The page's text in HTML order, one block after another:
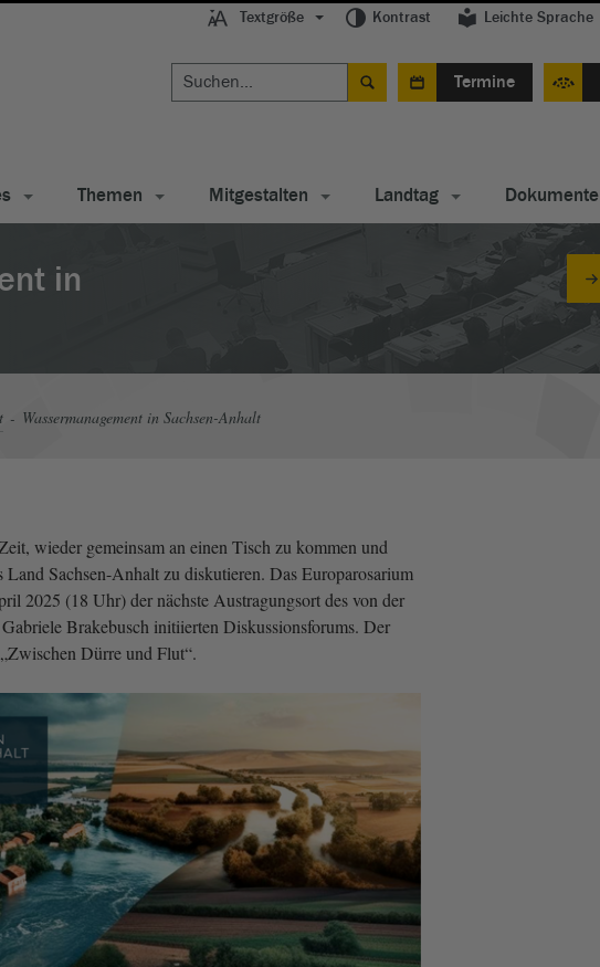
Textgröße Kontrast Leichte Sprache
Termine
Themen Mitgestalten Landtag Dokumente
in
Wassermanagement in Sachsen-Anhalt
wieder gemeinsam an einen Tisch zu kommen und
Sachsen-Anhalt zu diskutieren. Das Europarosarium
2025 (18 Uhr) der nächste Austragungsort des von der
Brakebusch initiierten Diskussionsforums. Der
Dürre und Flut“.